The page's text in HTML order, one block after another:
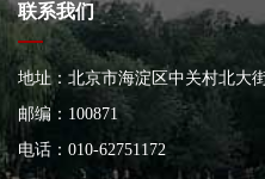
联系我们
地址：北京市海淀区中关村北大
大楼
邮编：100871
电话：010-62751172